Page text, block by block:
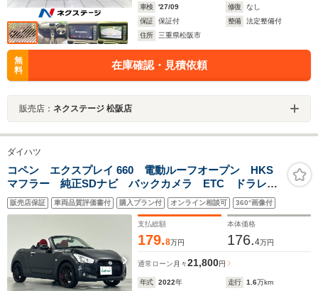
車検
'27/09 修復
なし
保証
保証付 整備
法定整備付
住所
三重県松阪市
無
料
在庫確認・見積依頼
販売店： ネクステージ 松阪店
ダイハツ
コペン エクスプレイ 660 電動ルーフオープン HKS
マフラー 純正SDナビ バックカメラ ETC ドラレ
コ 全席シートヒーター オートライト アイドリング
ストップ LEDヘッドライト 社外16インチアルミホイ
販売店保証 車両品質評価書付 購入プラン付 オンライン相談可 360°画像付
支払総額
179.8万円
本体価格
176.4万円
通常ローン 月々21,800円
年式 2022年 走行 1.6万km